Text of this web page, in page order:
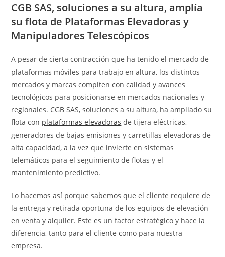
CGB SAS, soluciones a su altura, amplía
su flota de Plataformas Elevadoras y
Manipuladores Telescópicos
A pesar de cierta contracción que ha tenido el mercado de
plataformas móviles para trabajo en altura, los distintos
mercados y marcas compiten con calidad y avances
tecnológicos para posicionarse en mercados nacionales y
regionales. CGB SAS, soluciones a su altura, ha ampliado su
flota con plataformas elevadoras de tijera eléctricas,
generadores de bajas emisiones y carretillas elevadoras de
alta capacidad, a la vez que invierte en sistemas
telemáticos para el seguimiento de flotas y el
mantenimiento predictivo.
Lo hacemos así porque sabemos que el cliente requiere de
la entrega y retirada oportuna de los equipos de elevación
en venta y alquiler. Este es un factor estratégico y hace la
diferencia, tanto para el cliente como para nuestra
empresa.